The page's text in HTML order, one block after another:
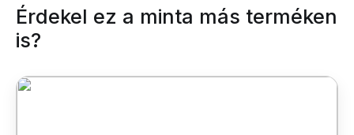
Érdekel ez a minta más terméken
is?